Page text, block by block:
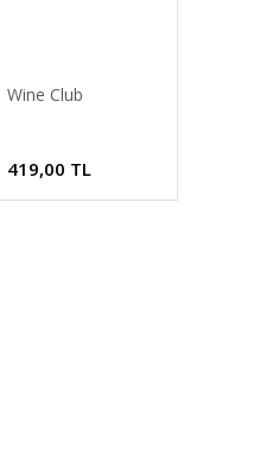
Wine Club
419,00 TL